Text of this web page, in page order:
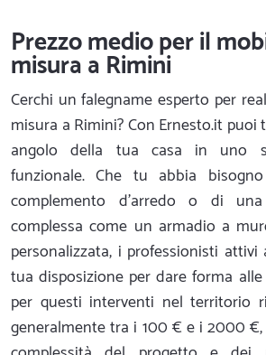
Prezzo medio per il
misura a Rimini
Cerchi un falegname esperto per
misura a Rimini? Con Ernesto.it
angolo della tua casa in uno
funzionale. Che tu abbia
complemento d'arredo o di
complessa come un armadio a
personalizzata, i professionisti
tua disposizione per dare forma
per questi interventi nel territorio
generalmente tra i 100 € e i 2000